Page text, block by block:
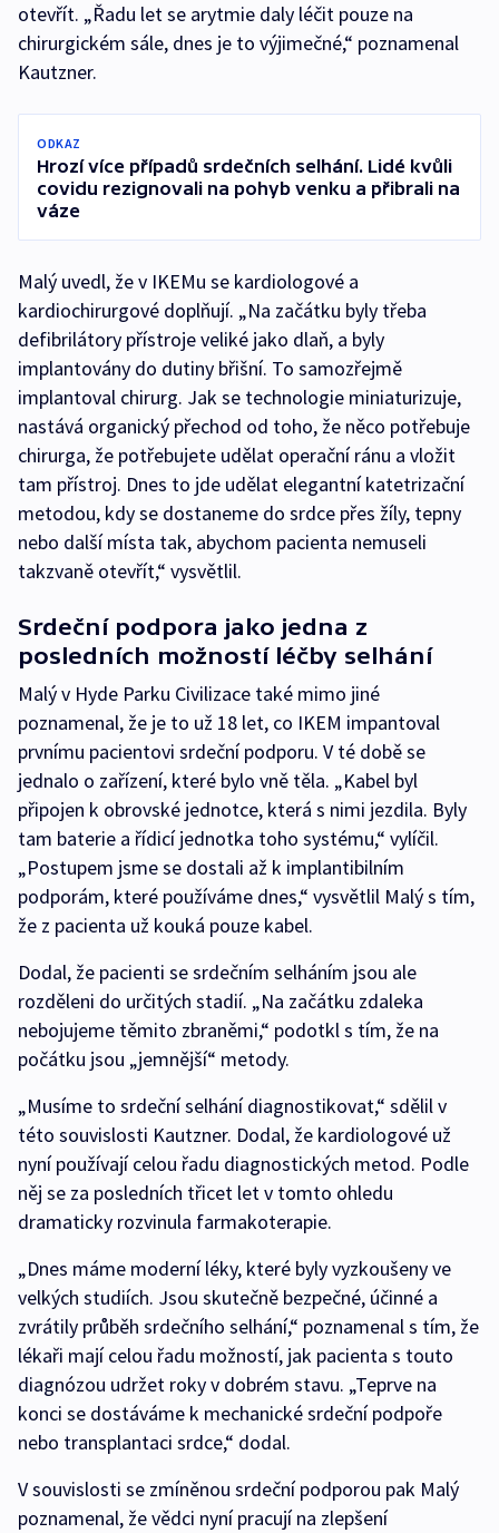
otevřít. „Řadu let se arytmie daly léčit pouze na
chirurgickém sále, dnes je to výjimečné,“ poznamenal
Kautzner.
ODKAZ
Hrozí více případů srdečních selhání. Lidé kvůli
covidu rezignovali na pohyb venku a přibrali na
váze
Malý uvedl, že v IKEMu se kardiologové a
kardiochirurgové doplňují. „Na začátku byly třeba
defibrilátory přístroje veliké jako dlaň, a byly
implantovány do dutiny břišní. To samozřejmě
implantoval chirurg. Jak se technologie miniaturizuje,
nastává organický přechod od toho, že něco potřebuje
chirurga, že potřebujete udělat operační ránu a vložit
tam přístroj. Dnes to jde udělat elegantní katetrizační
metodou, kdy se dostaneme do srdce přes žíly, tepny
nebo další místa tak, abychom pacienta nemuseli
takzvaně otevřít,“ vysvětlil.
Srdeční podpora jako jedna z
posledních možností léčby selhání
Malý v Hyde Parku Civilizace také mimo jiné
poznamenal, že je to už 18 let, co IKEM impantoval
prvnímu pacientovi srdeční podporu. V té době se
jednalo o zařízení, které bylo vně těla. „Kabel byl
připojen k obrovské jednotce, která s nimi jezdila. Byly
tam baterie a řídicí jednotka toho systému,“ vylíčil.
„Postupem jsme se dostali až k implantibilním
podporám, které používáme dnes,“ vysvětlil Malý s tím,
že z pacienta už kouká pouze kabel.
Dodal, že pacienti se srdečním selháním jsou ale
rozděleni do určitých stadií. „Na začátku zdaleka
nebojujeme těmito zbraněmi,“ podotkl s tím, že na
počátku jsou „jemnější“ metody.
„Musíme to srdeční selhání diagnostikovat,“ sdělil v
této souvislosti Kautzner. Dodal, že kardiologové už
nyní používají celou řadu diagnostických metod. Podle
něj se za posledních třicet let v tomto ohledu
dramaticky rozvinula farmakoterapie.
„Dnes máme moderní léky, které byly vyzkoušeny ve
velkých studiích. Jsou skutečně bezpečné, účinné a
zvrátily průběh srdečního selhání,“ poznamenal s tím, že
lékaři mají celou řadu možností, jak pacienta s touto
diagnózou udržet roky v dobrém stavu. „Teprve na
konci se dostáváme k mechanické srdeční podpoře
nebo transplantaci srdce,“ dodal.
V souvislosti se zmíněnou srdeční podporou pak Malý
poznamenal, že vědci nyní pracují na zlepšení